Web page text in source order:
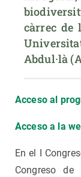
càrrec de
Abdul·là
Acceso al
Acceso a la
En el I
Congreso